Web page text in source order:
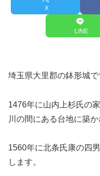
X
LINE
埼玉県大里郡の鉢形城で
1476年に山内上杉氏の
川の間にある台地に築か
1560年に北条氏康の四
します。